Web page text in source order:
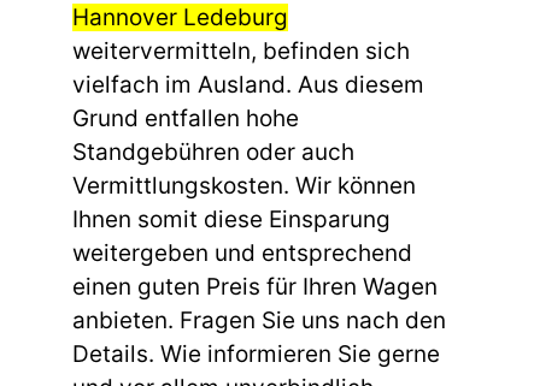
Hannover Ledeburg
weitervermitteln, befinden sich
vielfach im Ausland. Aus diesem
Grund entfallen hohe
Standgebühren oder auch
Vermittlungskosten. Wir können
Ihnen somit diese Einsparung
weitergeben und entsprechend
einen guten Preis für Ihren Wagen
anbieten. Fragen Sie uns nach den
Details. Wie informieren Sie gerne